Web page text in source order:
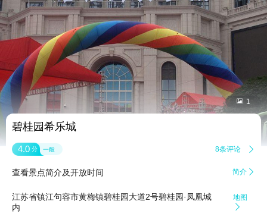
 1
碧桂园希乐城
4.0 分 一般 8条评论 
查看景点简介及开放时间 简介 
江苏省镇江句容市黄梅镇碧桂园大道2号碧桂园·凤凰城
内
地图

